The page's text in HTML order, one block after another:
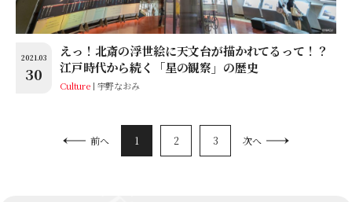
2021.03
30
えっ！北斎の浮世絵に天文台が描かれてるって！？
江戸時代から続く「星の観察」の歴史
Culture 宇野なおみ
前へ 1 2 3 次へ